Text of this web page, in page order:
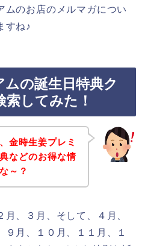
ムのお店のメルマガについ
すね♪
の誕生日特典ク
してみた！
金時生姜プレミ
などのお得な情
～？
、３月、そして、４月、
９月、１０月、１１月、１